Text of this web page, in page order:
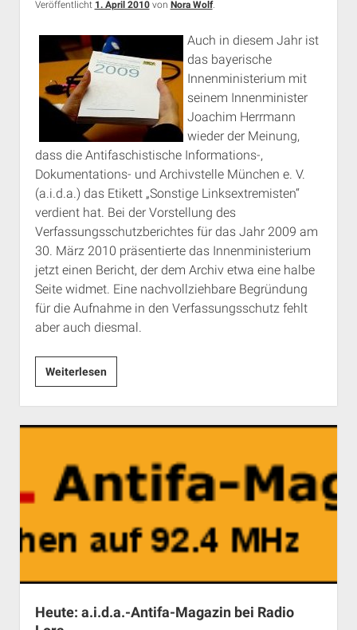
Veröffentlicht 1. April 2010von Nora Wolf.
Auch in diesem Jahr ist
das bayerische
Innenministerium mit
seinem Innenminister
Joachim Herrmann
wieder der Meinung,
dass die Antifaschistische Informations-,
Dokumentations- und Archivstelle München e. V.
(a.i.d.a.) das Etikett „Sonstige Linksextremisten“
verdient hat. Bei der Vorstellung des
Verfassungsschutzberichtes für das Jahr 2009 am
30. März 2010 präsentierte das Innenministerium
jetzt einen Bericht, der dem Archiv etwa eine halbe
Seite widmet. Eine nachvollziehbare Begründung
für die Aufnahme in den Verfassungsschutz fehlt
aber auch diesmal.
Weiterlesena.i.d.a.
erneut
im
Verfassungsschutzbericht
Heute: a.i.d.a.-Antifa-Magazin bei Radio